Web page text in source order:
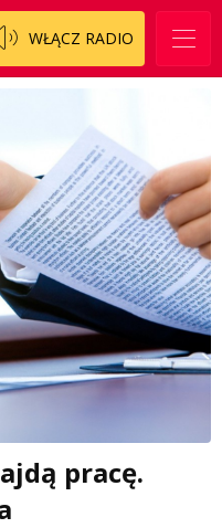
WŁĄCZ RADIO
pracę.